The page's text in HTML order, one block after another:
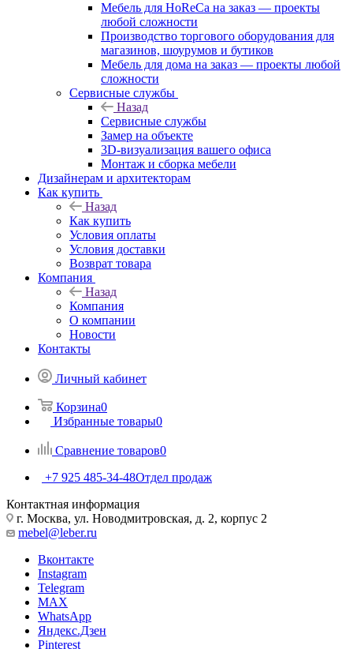
Мебель для HoReCa на заказ — проекты
любой сложности
Производство торгового оборудования для
магазинов, шоурумов и бутиков
Мебель для дома на заказ — проекты любой
сложности
Сервисные службы
Назад
Сервисные службы
Замер на объекте
3D-визуализация вашего офиса
Монтаж и сборка мебели
Дизайнерам и архитекторам
Как купить
Назад
Как купить
Условия оплаты
Условия доставки
Возврат товара
Компания
Назад
Компания
О компании
Новости
Контакты
Личный кабинет
Корзина0
Избранные товары0
Сравнение товаров0
+7 925 485-34-48Отдел продаж
Контактная информация
г. Москва, ул. Новодмитровская, д. 2, корпус 2
mebel@leber.ru
Вконтакте
Instagram
Telegram
MAX
WhatsApp
Яндекс.Дзен
Pinterest